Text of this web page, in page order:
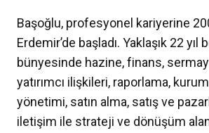
Başoğlu, profesyonel kariyerine
Erdemir’de başladı. Yaklaşık 22 yıl
bünyesinde hazine, finans,
yatırımcı ilişkileri, raporlama,
yönetimi, satın alma, satış ve
iletişim ile strateji ve dönüşüm